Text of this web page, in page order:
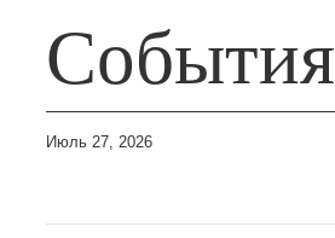
События
Июль 27, 2026